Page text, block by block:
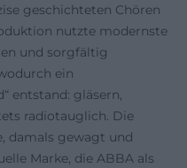
geschichteten Chören
nutzte modernste
und sorgfältig
ein
entstand: gläsern,
radiotauglich. Die
damals gewagt und
Marke, die ABBA als